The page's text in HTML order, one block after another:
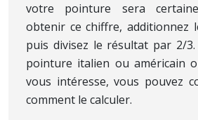
votre pointure sera
obtenir ce chiffre, additionnez
puis divisez le résultat par 2/
pointure italien ou américain
vous intéresse, vous pouvez
comment le calculer.